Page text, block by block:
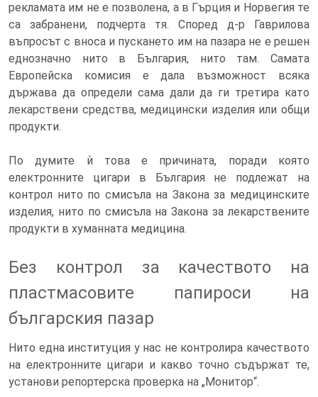
рекламата им не е позволена, а в Гърция и Норвегия те
са забранени, подчерта тя. Според д-р Гаврилова
въпросът с вноса и пускането им на пазара не е решен
еднозначно нито в България, нито там. Самата
Европейска комисия е дала възможност всяка
държава да определи сама дали да ги третира като
лекарствени средства, медицински изделия или общи
продукти.
По думите ѝ това е причината, поради която
електронните цигари в България не подлежат на
контрол нито по смисъла на Закона за медицинските
изделия, нито по смисъла на Закона за лекарствените
продукти в хуманната медицина.
Без контрол за качеството на
пластмасовите папироси на
българския пазар
Нито една институция у нас не контролира качеството
на електронните цигари и какво точно съдържат те,
установи репортерска проверка на „Монитор“.